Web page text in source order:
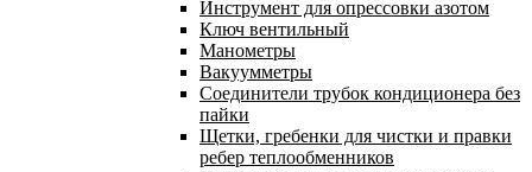
Инструмент для опрессовки азотом
Ключ вентильный
Манометры
Вакуумметры
Соединители трубок кондиционера без
пайки
Щетки, гребенки для чистки и правки
ребер теплообменников